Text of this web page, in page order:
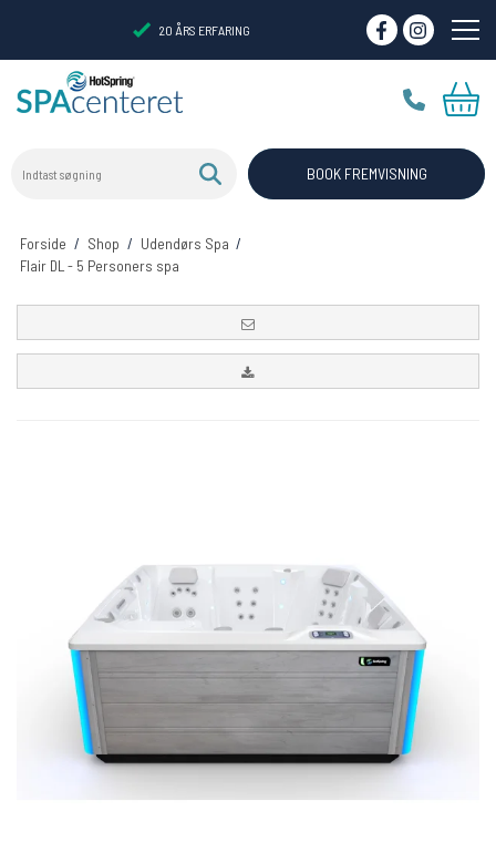
20 ÅRS ERFARING
VIRTUELT SHOWROOM
BOOK FREMVISNING
Forside / Shop / Udendørs Spa /
Flair DL - 5 Personers spa